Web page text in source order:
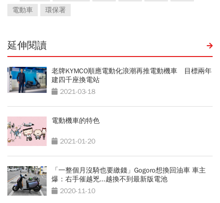
電動車
環保署
延伸閱讀
老牌KYMCO順應電動化浪潮再推電動機車 目標兩年
建四千座換電站
2021-03-18
電動機車的特色
2021-01-20
「一整個月沒騎也要繳錢」Gogoro想換回油車 車主
爆：右手催越兇...越換不到最新版電池
2020-11-10